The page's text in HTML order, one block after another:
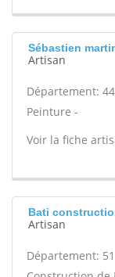
Sébastien
Artisan
Département: 44
Peinture -
Voir la fiche
Bati
Artisan
Département: 51